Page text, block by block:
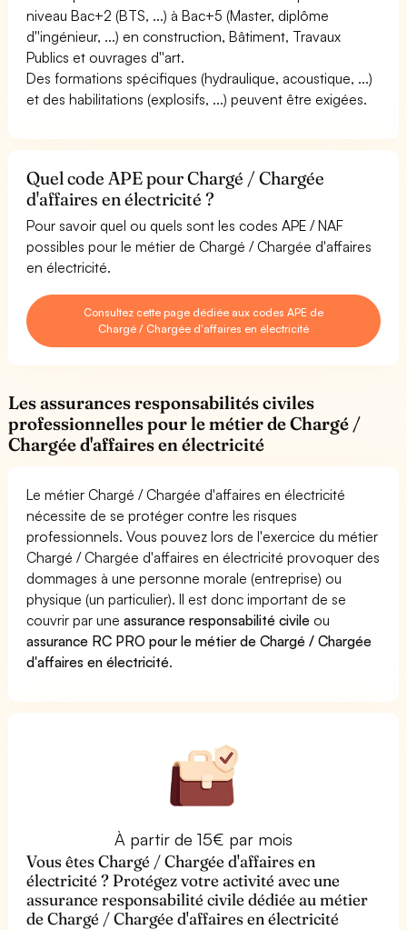
niveau Bac+2 (BTS, ...) à Bac+5 (Master, diplôme
d''ingénieur, ...) en construction, Bâtiment, Travaux
Publics et ouvrages d''art.
Des formations spécifiques (hydraulique, acoustique, ...)
et des habilitations (explosifs, ...) peuvent être exigées.
Quel code APE pour Chargé / Chargée
d'affaires en électricité ?
Pour savoir quel ou quels sont les codes APE / NAF
possibles pour le métier de Chargé / Chargée d'affaires
en électricité.
Consultez cette page dédiée aux codes APE de
Chargé / Chargée d'affaires en électricité
Les assurances responsabilités civiles
professionnelles pour le métier de Chargé /
Chargée d'affaires en électricité
Le métier Chargé / Chargée d'affaires en électricité
nécessite de se protéger contre les risques
professionnels. Vous pouvez lors de l'exercice du métier
Chargé / Chargée d'affaires en électricité provoquer des
dommages à une personne morale (entreprise) ou
physique (un particulier). Il est donc important de se
couvrir par uneassurance responsabilité civile ou
assurance RC PRO pour le métier de Chargé / Chargée
d'affaires en électricité.
À partir de 15€ par mois
Vous êtes Chargé / Chargée d'affaires en
électricité ? Protégez votre activité avec une
assurance responsabilité civile dédiée au métier
de Chargé / Chargée d'affaires en électricité